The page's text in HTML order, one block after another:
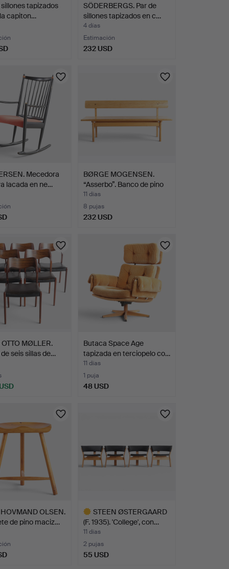
sillones tapizados
capiton…
SÖDERBERGS. Par de
sillones tapizados en c…
4 días
Estimación
232 USD
Mecedora
lacada en ne…
BØRGE MOGENSEN.
“Asserbo”. Banco de pino
m…
11 días
8 pujas
232 USD
MØLLER.
seis sillas de…
Butaca Space Age
tapizada en terciopelo co…
11 días
1 puja
48 USD
OLSEN.
de pino maciz…
STEEN ØSTERGAARD
(F. 1935). 'College', con…
11 días
2 pujas
55 USD